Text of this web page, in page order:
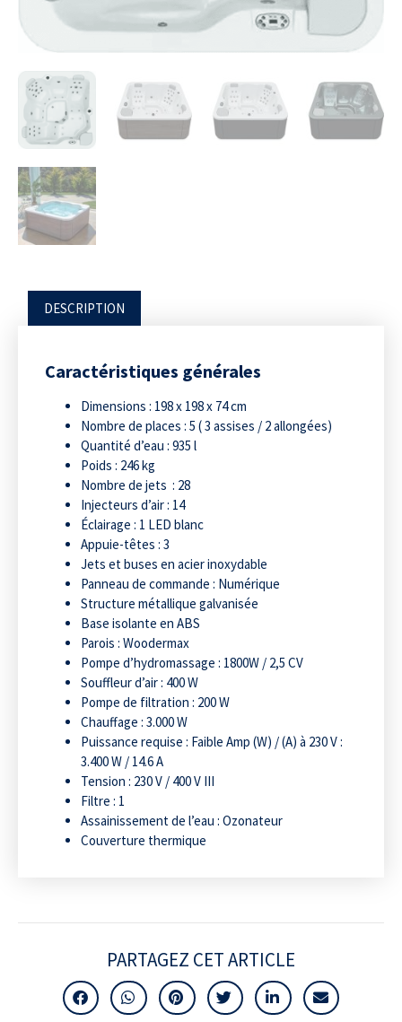
DESCRIPTION
Caractéristiques générales
Dimensions : 198 x 198 x 74 cm
Nombre de places : 5 ( 3 assises / 2 allongées)
Quantité d’eau : 935 l
Poids : 246 kg
Nombre de jets : 28
Injecteurs d’air : 14
Éclairage : 1 LED blanc
Appuie-têtes : 3
Jets et buses en acier inoxydable
Panneau de commande : Numérique
Structure métallique galvanisée
Base isolante en ABS
Parois : Woodermax
Pompe d’hydromassage : 1800W / 2,5 CV
Souffleur d’air : 400 W
Pompe de filtration : 200 W
Chauffage : 3.000 W
Puissance requise : Faible Amp (W) / (A) à 230 V :
3.400 W / 14.6 A
Tension : 230 V / 400 V III
Filtre : 1
Assainissement de l’eau : Ozonateur
Couverture thermique
PARTAGEZ CET ARTICLE